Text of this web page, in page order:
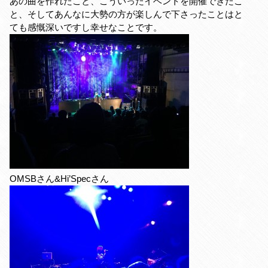
と、そしてあんなに大勢の方が楽しんで下さったことはと
ても感慨深いですし幸せなことです。
OMSBさん&Hi’Specさん